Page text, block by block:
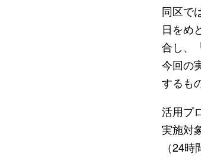
同区で
日をめ
合し、
今回の
するも
活用プ
実施対
（24